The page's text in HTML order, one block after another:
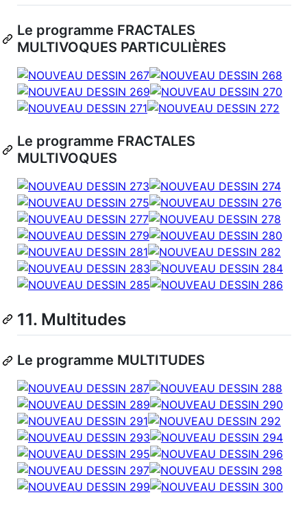
Le programme FRACTALES
MULTIVOQUES PARTICULIÈRES
Le programme FRACTALES
MULTIVOQUES
11. Multitudes
Le programme MULTITUDES